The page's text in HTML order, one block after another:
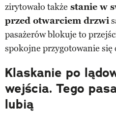
zirytowało także stanie w
przed otwarciem drzwi
pasażerów blokuje to
spokojne przygotowanie się
Klaskanie po
wejścia. Tego
lubią